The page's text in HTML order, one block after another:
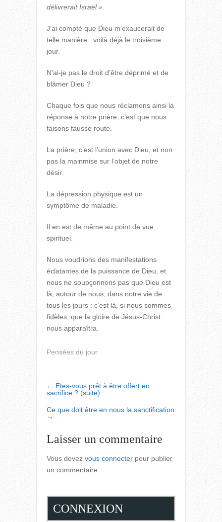
délivrerait Israël ».
J’ai compté que Dieu m’exaucerait de
telle manière : voilà déjà le troisième
jour.
N’ai-je pas le droit d’être déprimé et de
blâmer Dieu ?
Chaque fois que nous réclamons ainsi la
réponse à notre prière, c’est que nous
faisons fausse route.
La prière, c’est l’union avec Dieu, et non
pas la mainmise sur l’objet de notre
désir.
La dépression physique est un
symptôme de maladie.
Il en est de même au point de vue
spirituel.
Nous voudrions des manifestations
éclatantes de la puissance de Dieu, et
nous ne soupçonnons pas que Dieu est
là, autour de nous, dans notre vie de
tous les jours : c’est là, si nous sommes
fidèles, que la gloire de Jésus-Christ
nous apparaîtra.
Pensées du jour
POST
NAVIGATION
← Etes-vous prêt à être offert en
sacrifice ? (suite)
Ce que doit être en nous la sanctification
→
Laisser un commentaire
Vous devez vous connecter pour publier
un commentaire.
CONNEXION